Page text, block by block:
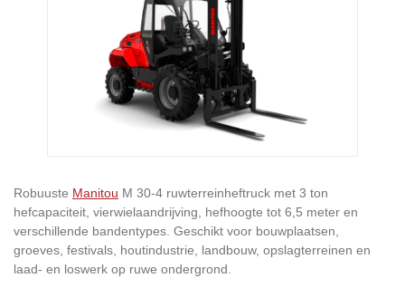
Robuuste Manitou M 30-4 ruwterreinheftruck met 3 ton
hefcapaciteit, vierwielaandrijving, hefhoogte tot 6,5 meter en
verschillende bandentypes. Geschikt voor bouwplaatsen,
groeves, festivals, houtindustrie, landbouw, opslagterreinen en
laad- en loswerk op ruwe ondergrond.